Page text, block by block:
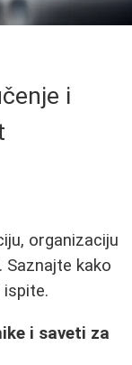
i
organizaciju
kako
i saveti za